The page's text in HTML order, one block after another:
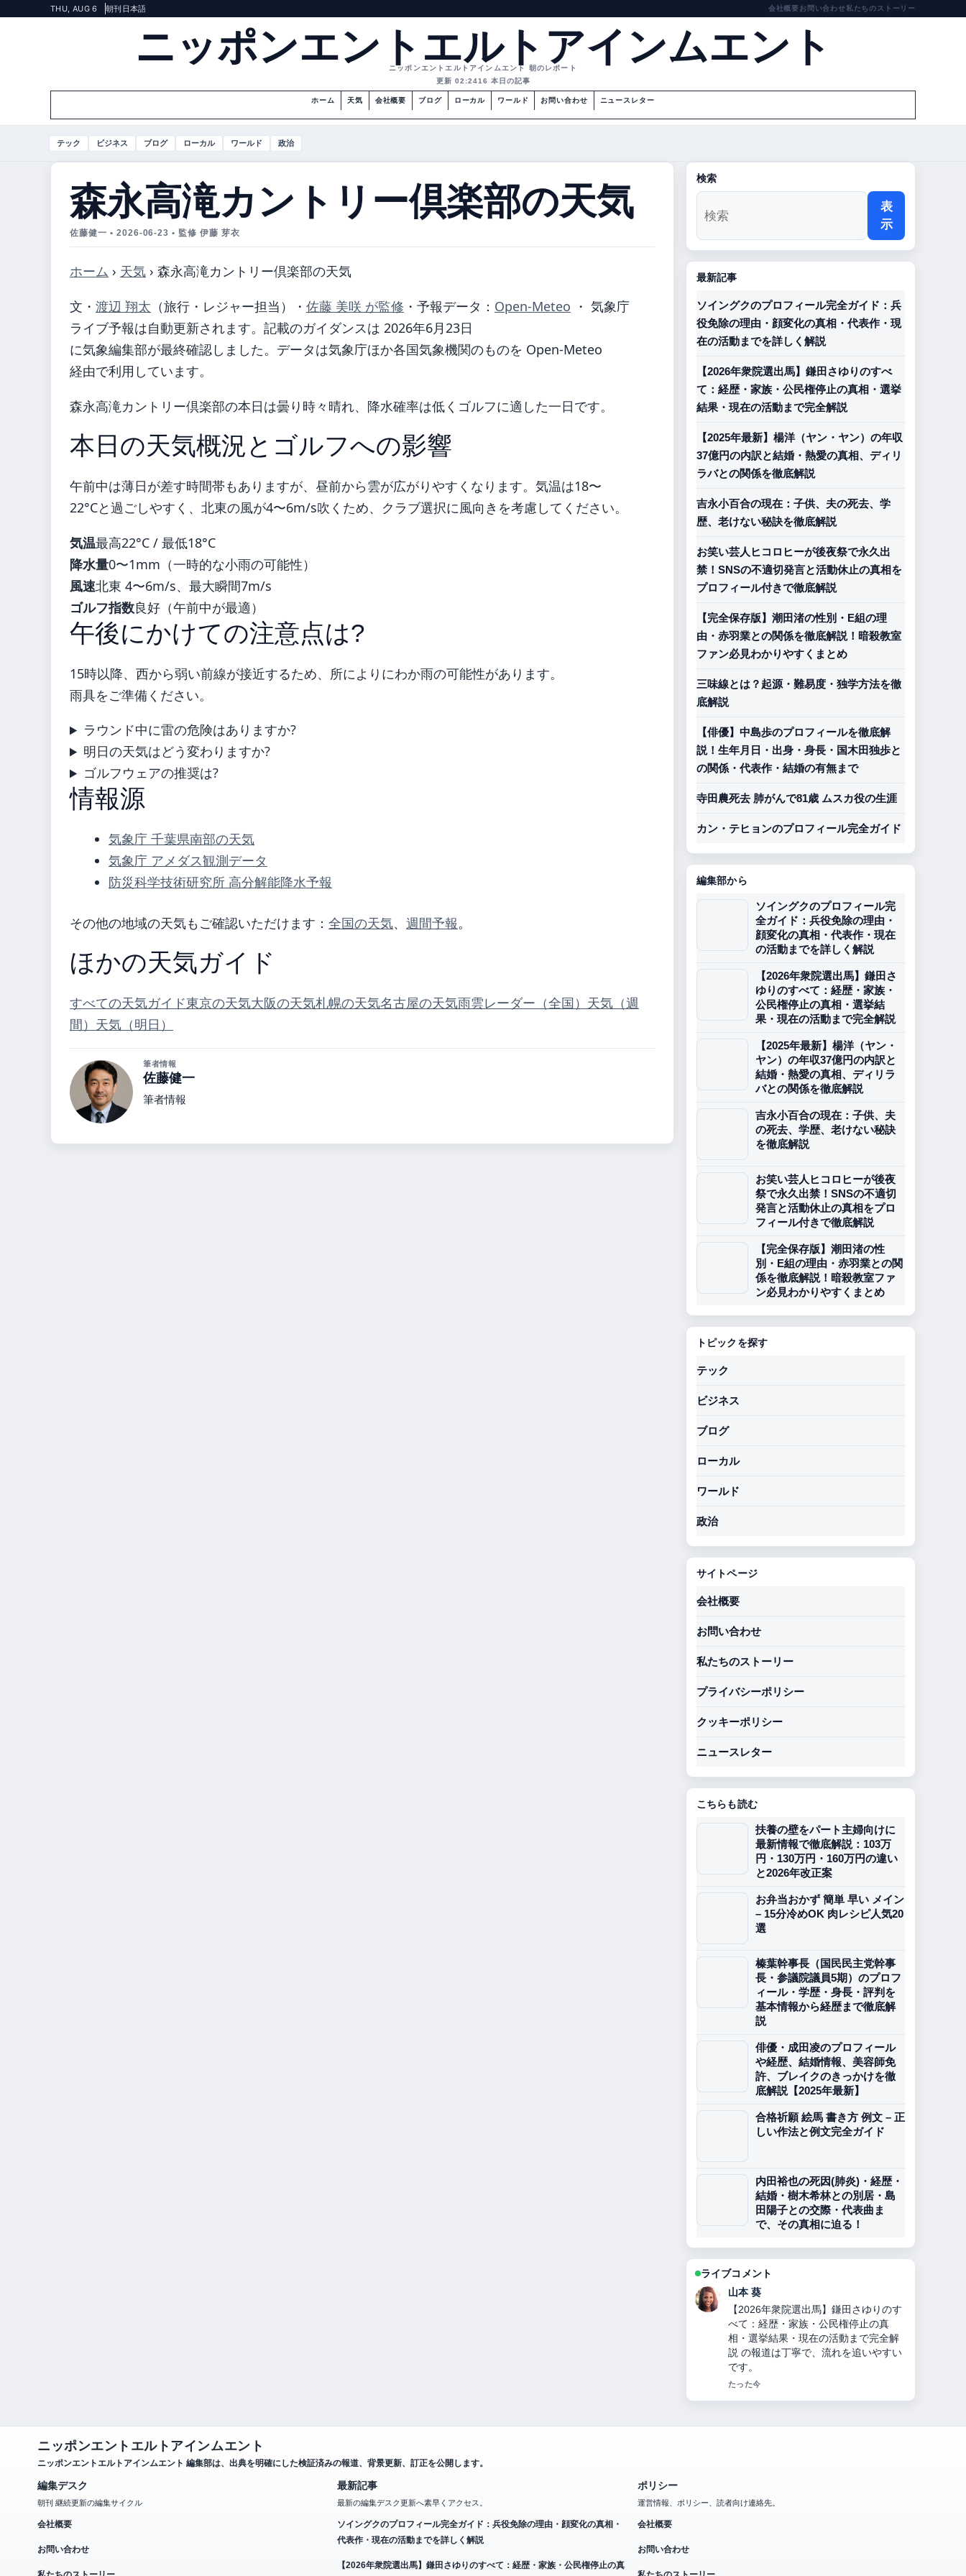
THU, AUG 6 朝刊 日本語 会社概要お問い合わせ私たちのストーリー
ニッポンエントエルトアインムエント
ニッポンエントエルトアインムエント 朝のレポート
更新 02:2416 本日の記事
ホーム 天気 会社概要 ブログ ローカル ワールド お問い合わせ ニュースレター
テック ビジネス ブログ ローカル ワールド 政治
森永高滝カントリー倶楽部の天気
佐藤健一 • 2026-06-23 • 監修 伊藤 芽衣
ホーム › 天気 › 森永高滝カントリー倶楽部の天気
文・ 渡辺 翔太 （旅行・レジャー担当） ・ 佐藤 美咲 が監修 ・ 予報データ： Open-Meteo ・ 気象庁
ライブ予報は自動更新されます。記載のガイダンスは 2026年6月23日
に気象編集部が最終確認しました。データは気象庁ほか各国気象機関のものを Open-Meteo
経由で利用しています。
森永高滝カントリー倶楽部の本日は曇り時々晴れ、降水確率は低くゴルフに適した一日です。
本日の天気概況とゴルフへの影響
午前中は薄日が差す時間帯もありますが、昼前から雲が広がりやすくなります。気温は18〜
22°Cと過ごしやすく、北東の風が4〜6m/s吹くため、クラブ選択に風向きを考慮してください。
気温最高22°C / 最低18°C
降水量0〜1mm（一時的な小雨の可能性）
風速北東 4〜6m/s、最大瞬間7m/s
ゴルフ指数良好（午前中が最適）
午後にかけての注意点は?
15時以降、西から弱い前線が接近するため、所によりにわか雨の可能性があります。
雨具をご準備ください。
ラウンド中に雷の危険はありますか?
明日の天気はどう変わりますか?
ゴルフウェアの推奨は?
情報源
気象庁 千葉県南部の天気
気象庁 アメダス観測データ
防災科学技術研究所 高分解能降水予報
その他の地域の天気もご確認いただけます： 全国の天気、 週間予報。
ほかの天気ガイド
すべての天気ガイド東京の天気大阪の天気札幌の天気名古屋の天気雨雲レーダー（全国） 天気（週
間） 天気（明日）
筆者情報
佐藤健一
筆者情報
検索
表
示
最新記事
ソイングクのプロフィール完全ガイド：兵
役免除の理由・顔変化の真相・代表作・現
在の活動までを詳しく解説
【2026年衆院選出馬】鎌田さゆりのすべ
て：経歴・家族・公民権停止の真相・選挙
結果・現在の活動まで完全解説
【2025年最新】楊洋（ヤン・ヤン）の年収
37億円の内訳と結婚・熱愛の真相、ディリ
ラバとの関係を徹底解説
吉永小百合の現在：子供、夫の死去、学
歴、老けない秘訣を徹底解説
お笑い芸人ヒコロヒーが後夜祭で永久出
禁！SNSの不適切発言と活動休止の真相を
プロフィール付きで徹底解説
【完全保存版】潮田渚の性別・E組の理
由・赤羽業との関係を徹底解説！暗殺教室
ファン必見わかりやすくまとめ
三味線とは？起源・難易度・独学方法を徹
底解説
【俳優】中島歩のプロフィールを徹底解
説！生年月日・出身・身長・国木田独歩と
の関係・代表作・結婚の有無まで
寺田農死去 肺がんで81歳 ムスカ役の生涯
カン・テヒョンのプロフィール完全ガイド
編集部から
ソイングクのプロフィール完
全ガイド：兵役免除の理由・
顔変化の真相・代表作・現在
の活動までを詳しく解説
【2026年衆院選出馬】鎌田さ
ゆりのすべて：経歴・家族・
公民権停止の真相・選挙結
果・現在の活動まで完全解説
【2025年最新】楊洋（ヤン・
ヤン）の年収37億円の内訳と
結婚・熱愛の真相、ディリラ
バとの関係を徹底解説
吉永小百合の現在：子供、夫
の死去、学歴、老けない秘訣
を徹底解説
お笑い芸人ヒコロヒーが後夜
祭で永久出禁！SNSの不適切
発言と活動休止の真相をプロ
フィール付きで徹底解説
【完全保存版】潮田渚の性
別・E組の理由・赤羽業との関
係を徹底解説！暗殺教室ファ
ン必見わかりやすくまとめ
トピックを探す
テック
ビジネス
ブログ
ローカル
ワールド
政治
サイトページ
会社概要
お問い合わせ
私たちのストーリー
プライバシーポリシー
クッキーポリシー
ニュースレター
こちらも読む
扶養の壁をパート主婦向けに
最新情報で徹底解説：103万
円・130万円・160万円の違い
と2026年改正案
お弁当おかず 簡単 早い メイン
– 15分冷めOK 肉レシピ人気20
選
榛葉幹事長（国民民主党幹事
長・参議院議員5期）のプロフ
ィール・学歴・身長・評判を
基本情報から経歴まで徹底解
説
俳優・成田凌のプロフィール
や経歴、結婚情報、美容師免
許、ブレイクのきっかけを徹
底解説【2025年最新】
合格祈願 絵馬 書き方 例文 – 正
しい作法と例文完全ガイド
内田裕也の死因(肺炎)・経歴・
結婚・樹木希林との別居・島
田陽子との交際・代表曲ま
で、その真相に迫る！
ライブコメント
加藤 海斗
【2025年最新】楊洋（ヤン・ヤン）の
年収37億円の内訳と結婚・熱愛の真
相、ディリラバとの関係を徹底解説 周
辺の検証がしっかりしていて安心感が
あります。
3 分前
ニッポンエントエルトアインムエント
ニッポンエントエルトアインムエント 編集部は、出典を明確にした検証済みの報道、背景更新、訂正を公開します。
編集デスク
朝刊 継続更新の編集サイクル
会社概要
お問い合わせ
最新記事
最新の編集デスク更新へ素早くアクセス。
ソイングクのプロフィール完全ガイド：兵役免除の理由・顔変化の真相・
代表作・現在の活動までを詳しく解説
【2026年衆院選出馬】鎌田さゆりのすべて：経歴・家族・公民権停止の真
ポリシー
運営情報、ポリシー、読者向け連絡先。
会社概要
お問い合わせ